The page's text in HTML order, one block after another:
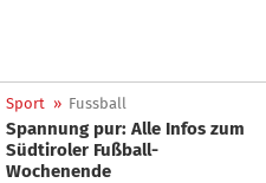
Sport » Fussball
Spannung pur: Alle Infos zum
Südtiroler Fußball-
Wochenende